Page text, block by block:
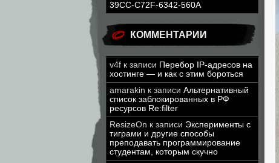
39CC-C72F-6342-560A
КОММЕНТАРИИ
v4f к записи Перебор IP-адресов на
хостинге — и как с этим бороться
amarakin к записи Альтернативный
список заблокированных в РФ
ресурсов Re:filter
ResizeOn к записи Эксперименты с
тиграми и другие способы
преподавать программирование
студентам, которым скучно